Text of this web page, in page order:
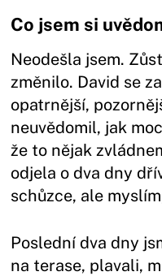
Co jsem si
Neodešla jsem.
změnilo. David se
opatrnější,
neuvědomil, jak
že to nějak
odjela o dva dny
schůzce, ale
Poslední dva dny
na terase, plavali,